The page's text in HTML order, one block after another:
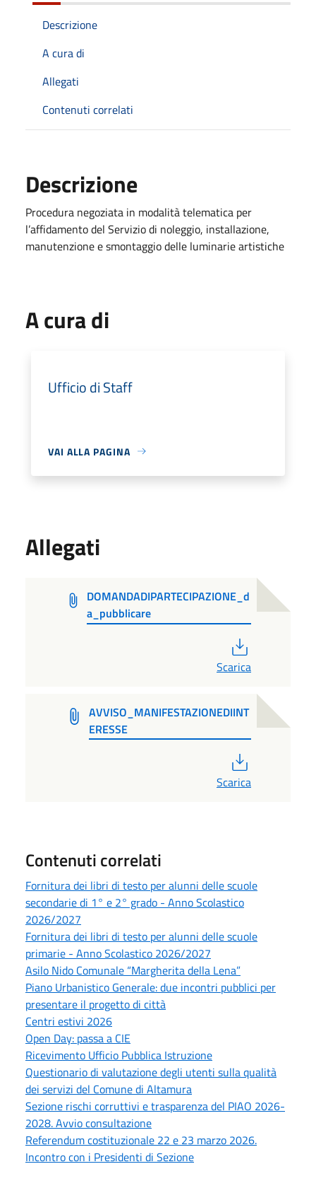
Descrizione
A cura di
Allegati
Contenuti correlati
Descrizione
Procedura negoziata in modalità telematica per
l’affidamento del Servizio di noleggio, installazione,
manutenzione e smontaggio delle luminarie artistiche
A cura di
Ufficio di Staff
VAI ALLA PAGINA
Allegati
DOMANDADIPARTECIPAZIONE_d
a_pubblicare
Scarica
AVVISO_MANIFESTAZIONEDIINT
ERESSE
Scarica
Contenuti correlati
Fornitura dei libri di testo per alunni delle scuole
secondarie di 1° e 2° grado - Anno Scolastico
2026/2027
Fornitura dei libri di testo per alunni delle scuole
primarie - Anno Scolastico 2026/2027
Asilo Nido Comunale “Margherita della Lena”
Piano Urbanistico Generale: due incontri pubblici per
presentare il progetto di città
Centri estivi 2026
Open Day: passa a CIE
Ricevimento Ufficio Pubblica Istruzione
Questionario di valutazione degli utenti sulla qualità
dei servizi del Comune di Altamura
Sezione rischi corruttivi e trasparenza del PIAO 2026-
2028. Avvio consultazione
Referendum costituzionale 22 e 23 marzo 2026.
Incontro con i Presidenti di Sezione